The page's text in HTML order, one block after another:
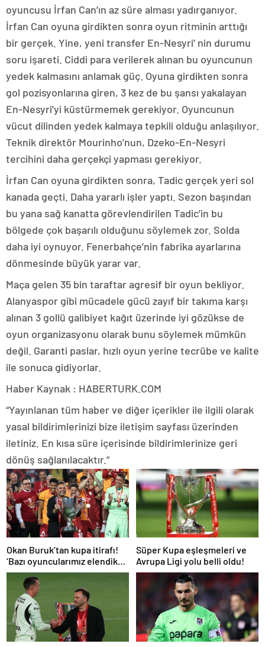
oyuncusu İrfan Can’ın az süre alması yadırganıyor.
İrfan Can oyuna girdikten sonra oyun ritminin arttığı
bir gerçek. Yine, yeni transfer En-Nesyri’ nin durumu
soru işareti. Ciddi para verilerek alınan bu oyuncunun
yedek kalmasını anlamak güç. Oyuna girdikten sonra
gol pozisyonlarına giren, 3 kez de bu şansı yakalayan
En-Nesyri’yi küstürmemek gerekiyor. Oyuncunun
vücut dilinden yedek kalmaya tepkili olduğu anlaşılıyor.
Teknik direktör Mourinho’nun, Dzeko-En-Nesyri
tercihini daha gerçekçi yapması gerekiyor.
İrfan Can oyuna girdikten sonra, Tadic gerçek yeri sol
kanada geçti. Daha yararlı işler yaptı. Sezon başından
bu yana sağ kanatta görevlendirilen Tadic’in bu
bölgede çok başarılı olduğunu söylemek zor. Solda
daha iyi oynuyor. Fenerbahçe’nin fabrika ayarlarına
dönmesinde büyük yarar var.
Maça gelen 35 bin taraftar agresif bir oyun bekliyor.
Alanyaspor gibi mücadele gücü zayıf bir takıma karşı
alınan 3 gollü galibiyet kağıt üzerinde iyi gözükse de
oyun organizasyonu olarak bunu söylemek mümkün
değil. Garanti paslar, hızlı oyun yerine tecrübe ve kalite
ile sonuca gidiyorlar.
Haber Kaynak : HABERTURK.COM
“Yayınlanan tüm haber ve diğer içerikler ile ilgili olarak
yasal bildirimlerinizi bize iletişim sayfası üzerinden
iletiniz. En kısa süre içerisinde bildirimlerinize geri
dönüş sağlanılacaktır.”
Okan Buruk’tan kupa itirafı!
‘Bazı oyuncularımız elendik
diye düşündü’
Süper Kupa eşleşmeleri ve
Avrupa Ligi yolu belli oldu!